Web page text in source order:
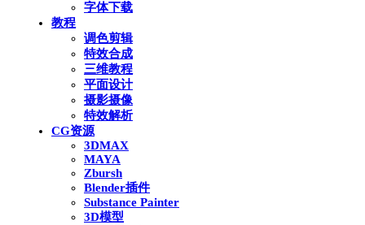
字体下载
教程
调色剪辑
特效合成
三维教程
平面设计
摄影摄像
特效解析
CG资源
3DMAX
MAYA
Zbursh
Blender插件
Substance Painter
3D模型